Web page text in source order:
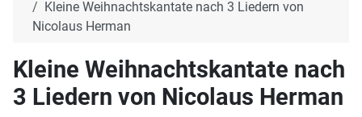
Kleine Weihnachtskantate nach 3 Liedern von
Nicolaus Herman
Kleine Weihnachtskantate nach
3 Liedern von Nicolaus Herman